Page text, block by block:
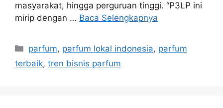
masyarakat, hingga perguruan tinggi. “P3LP ini
mirip dengan … Baca Selengkapnya
Kategori
parfum, parfum lokal indonesia, parfum
terbaik, tren bisnis parfum